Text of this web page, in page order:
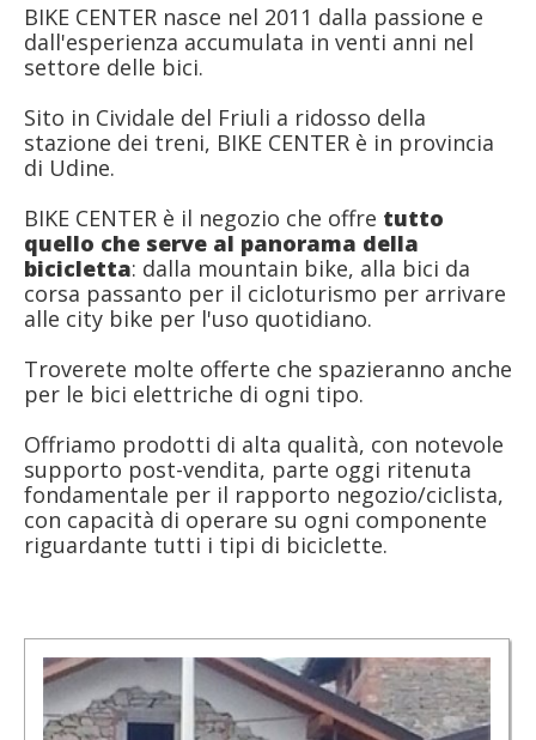
BIKE CENTER nasce nel 2011 dalla passione e
dall'esperienza accumulata in venti anni nel
settore delle bici.
Sito in Cividale del Friuli a ridosso della
stazione dei treni, BIKE CENTER è in provincia
di Udine.
BIKE CENTER è il negozio che offre tutto
quello che serve al panorama della
bicicletta: dalla mountain bike, alla bici da
corsa passanto per il cicloturismo per arrivare
alle city bike per l'uso quotidiano.
Troverete molte offerte che spazieranno anche
per le bici elettriche di ogni tipo.
Offriamo prodotti di alta qualità, con notevole
supporto post-vendita, parte oggi ritenuta
fondamentale per il rapporto negozio/ciclista,
con capacità di operare su ogni componente
riguardante tutti i tipi di biciclette.